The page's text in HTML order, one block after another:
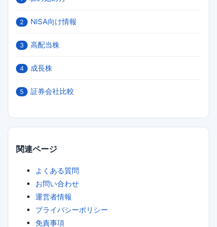
2 NISA向け情報
3 高配当株
4 成長株
5 証券会社比較
関連ページ
よくある質問
お問い合わせ
運営者情報
プライバシーポリシー
免責事項